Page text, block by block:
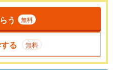
う 無料
る 無料